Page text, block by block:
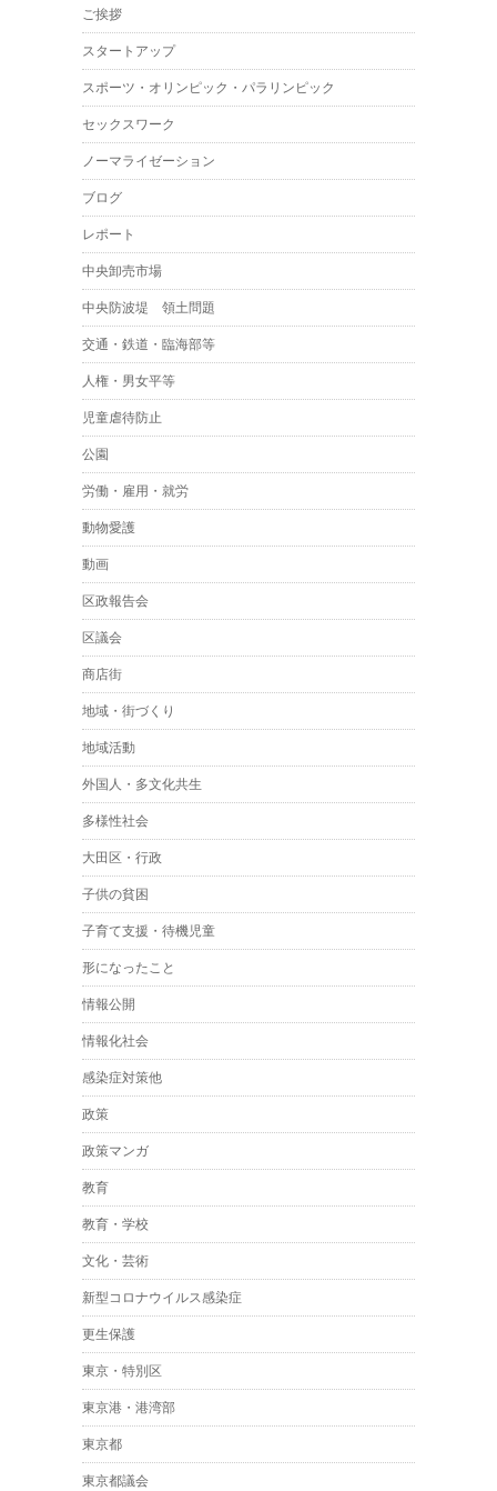
ご挨拶
スタートアップ
スポーツ・オリンピック・パラリンピック
セックスワーク
ノーマライゼーション
ブログ
レポート
中央卸売市場
中央防波堤 領土問題
交通・鉄道・臨海部等
人権・男女平等
児童虐待防止
公園
労働・雇用・就労
動物愛護
動画
区政報告会
区議会
商店街
地域・街づくり
地域活動
外国人・多文化共生
多様性社会
大田区・行政
子供の貧困
子育て支援・待機児童
形になったこと
情報公開
情報化社会
感染症対策他
政策
政策マンガ
教育
教育・学校
文化・芸術
新型コロナウイルス感染症
更生保護
東京・特別区
東京港・港湾部
東京都
東京都議会